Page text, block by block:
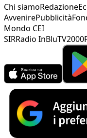
Chi siamoRedazione
AvvenirePubblicità
Mondo CEI
SIRRadio InBluTV2000